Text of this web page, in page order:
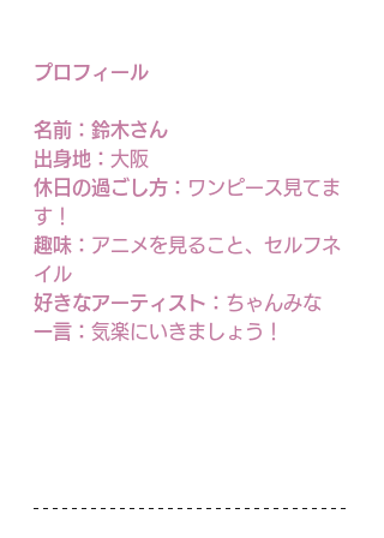
プロフィール
名前：鈴木さん
出身地： 大阪
休日の過ごし方： ワンピース見てま
す！
趣味： アニメを見ること、セルフネ
イル
好きなアーティスト： ちゃんみな
一言： 気楽にいきましょう！